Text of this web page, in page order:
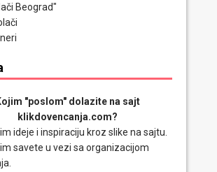
Beograd"
"poslom" dolazite na sajt
klikdovencanja.com?
ideje i inspiraciju kroz slike na sajtu.
savete u vezi sa organizacijom